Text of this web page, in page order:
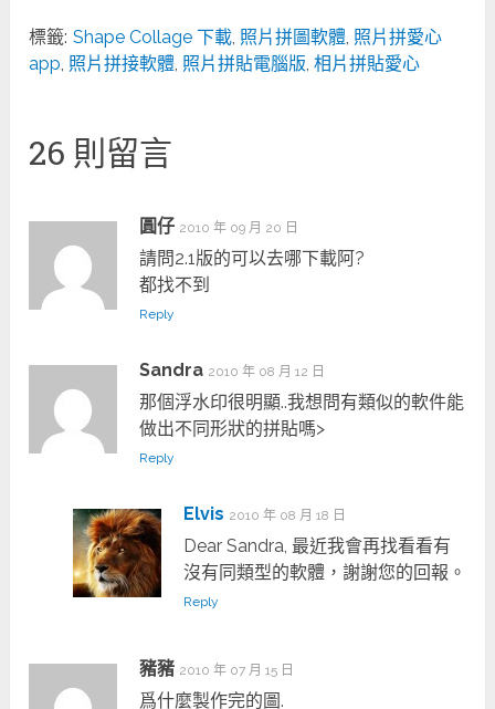
標籤: Shape Collage 下載, 照片拼圖軟體, 照片拼愛心
app, 照片拼接軟體, 照片拼貼電腦版,相片拼貼愛心
26 則留言
圓仔 2010 年 09 月 20 日
請問2.1版的可以去哪下載阿?
都找不到
Reply
Sandra 2010 年 08 月 12 日
那個浮水印很明顯..我想問有類似的軟件能
做出不同形狀的拼貼嗎>
Reply
Elvis 2010 年 08 月 18 日
Dear Sandra, 最近我會再找看看有
沒有同類型的軟體，謝謝您的回報。
Reply
豬豬 2010 年 07 月 15 日
爲什麼製作完的圖.